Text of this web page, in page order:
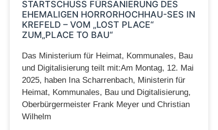
STARTSCHUSS FÜRSANIERUNG DES
EHEMALIGEN HORRORHOCHHAU-SES IN
KREFELD – VOM „LOST PLACE“
ZUM„PLACE TO BAU“
Das Ministerium für Heimat, Kommunales, Bau
und Digitalisierung teilt mit:Am Montag, 12. Mai
2025, haben Ina Scharrenbach, Ministerin für
Heimat, Kommunales, Bau und Digitalisierung,
Oberbürgermeister Frank Meyer und Christian
Wilhelm